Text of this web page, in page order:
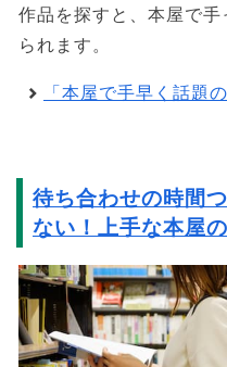
作品を探すと、本屋で
られます。
「本屋で手早く話題
待ち合わせの時間
ない！上手な本屋